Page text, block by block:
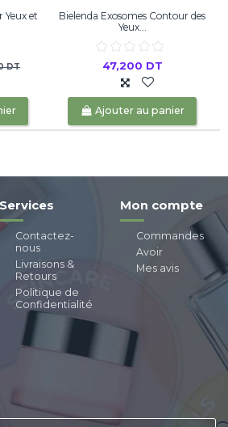
Yeux et
DT
Bielenda Exosomes Contour des
Yeux...
47,200 DT
Ajouter au panier
Services
Contactez-
nous
Livraisons &
Retours
Politique de
Confidentialité
Mon compte
Commandes
Avoir
Mes avis